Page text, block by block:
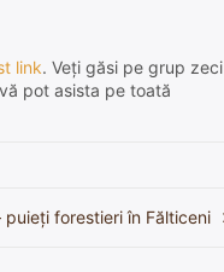
link. Veți găsi pe grup zeci
pot asista pe toată
puieți forestieri în Fălticeni